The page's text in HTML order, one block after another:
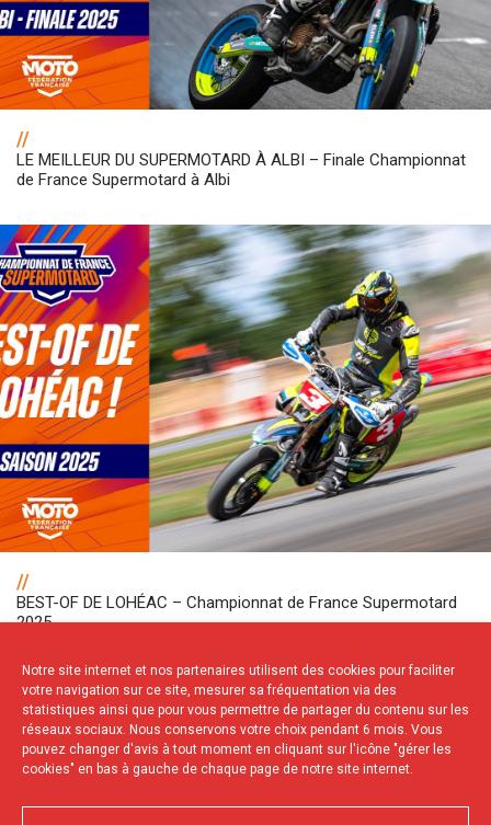
Notre site internet et nos partenaires utilisent des cookies pour faciliter
votre navigation sur ce site, mesurer sa fréquentation via des
statistiques ainsi que pour vous permettre de partager du contenu sur les
réseaux sociaux. Nous conservons votre choix pendant 6 mois. Vous
pouvez changer d'avis à tout moment en cliquant sur l'icône "gérer les
cookies" en bas à gauche de chaque page de notre site internet.
//
LE MEILLEUR DU SUPERMOTARD À ALBI – Finale Championnat
de France Supermotard à Albi
//
BEST-OF DE LOHÉAC – Championnat de France Supermotard
2025
NOS PARTENAIRES